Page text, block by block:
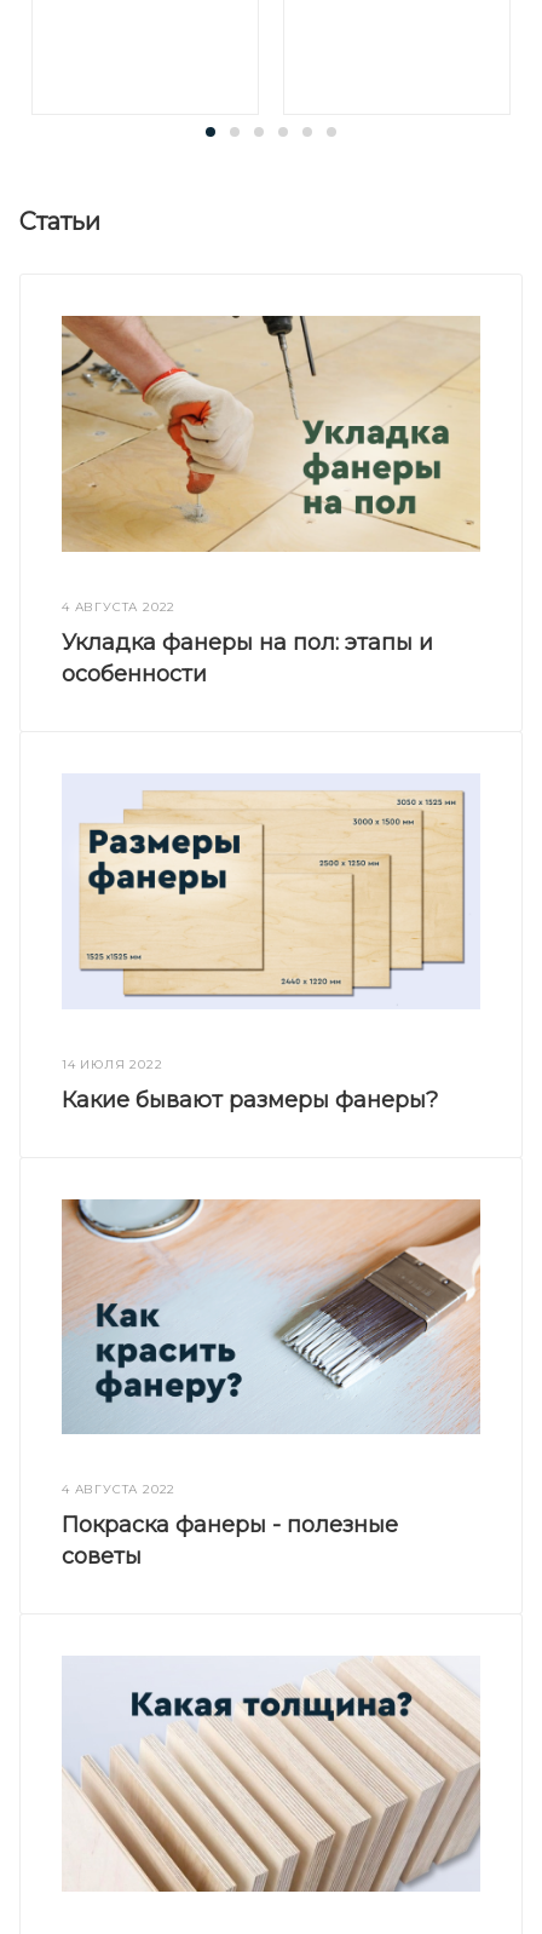
Статьи
4 АВГУСТА 2022
Укладка фанеры на пол: этапы и
особенности
14 ИЮЛЯ 2022
Какие бывают размеры фанеры?
4 АВГУСТА 2022
Покраска фанеры - полезные
советы